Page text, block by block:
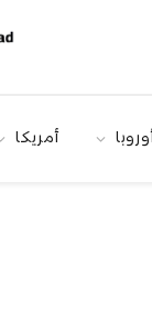
أمريكا